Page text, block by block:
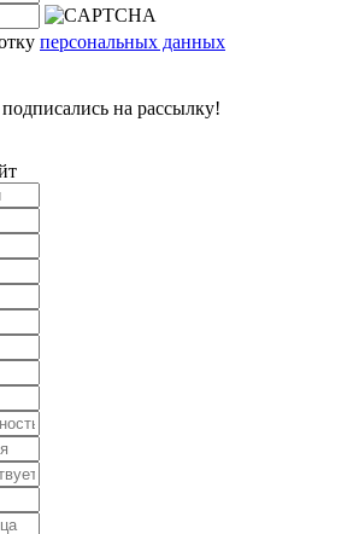
персональных данных
на рассылку!